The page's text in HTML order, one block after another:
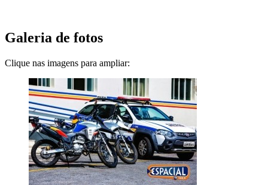
Galeria de fotos
Clique nas imagens para ampliar: